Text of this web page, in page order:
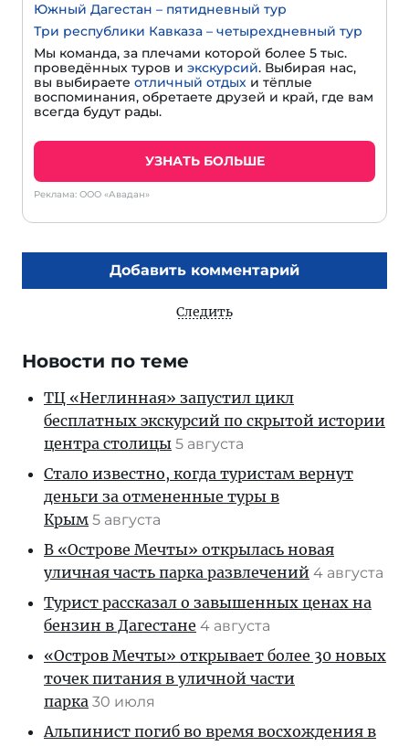
Южный Дагестан – пятидневный тур
Три республики Кавказа – четырехдневный тур
Мы команда, за плечами которой более 5 тыс.
проведённых туров и экскурсий. Выбирая нас,
вы выбираете отличный отдых и тёплые
воспоминания, обретаете друзей и край, где вам
всегда будут рады.
УЗНАТЬ БОЛЬШЕ
Реклама: ООО «Авадан»
Добавить комментарий
Следить
Новости по теме
ТЦ «Неглинная» запустил цикл
бесплатных экскурсий по скрытой истории
центра столицы 5 августа
Стало известно, когда туристам вернут
деньги за отмененные туры в
Крым 5 августа
В «Острове Мечты» открылась новая
уличная часть парка развлечений 4 августа
Турист рассказал о завышенных ценах на
бензин в Дагестане 4 августа
«Остров Мечты» открывает более 30 новых
точек питания в уличной части
парка 30 июля
Альпинист погиб во время восхождения в